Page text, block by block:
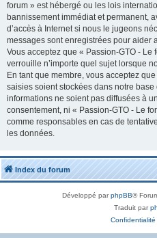
forum » est hébergé ou les lois
bannissement immédiat et permanent,
d’accès à Internet si nous le jugeons
messages sont enregistrées pour aider
Vous acceptez que « Passion-GTO -
verrouille n’importe quel sujet lorsque
En tant que membre, vous acceptez
saisies soient stockées dans notre
informations ne soient pas diffusées à
consentement, ni « Passion-GTO - Le
comme responsables en cas de
les données.
Index du forum
Développé parphpBB®
Traduit par
Confidentialité